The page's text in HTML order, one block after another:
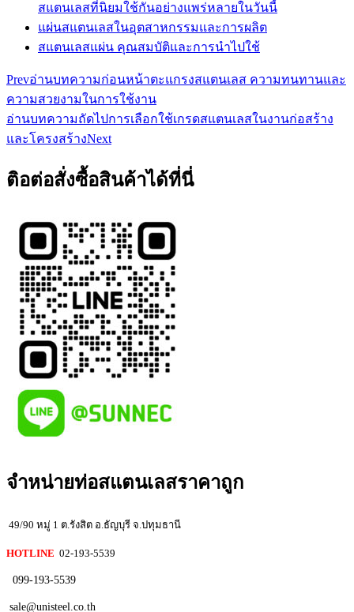
สแตนเลสที่นิยมใช้กันอย่างแพร่หลายในวันนี้
แผ่นสแตนเลสในอุตสาหกรรมและการผลิต
สแตนเลสแผ่น คุณสมบัติและการนำไปใช้
Prevอ่านบทความก่อนหน้าตะแกรงสแตนเลส ความทนทานและ
ความสวยงามในการใช้งาน
อ่านบทความถัดไปการเลือกใช้เกรดสแตนเลสในงานก่อสร้าง
และโครงสร้างNext
ติอต่อสั่งซื้อสินค้าได้ที่นี่
จำหน่ายท่อสแตนเลสราคาถูก
49/90 หมู่ 1 ต.รังสิต อ.ธัญบุรี จ.ปทุมธานี
HOTLINE 02-193-5539
099-193-5539
sale@unisteel.co.th